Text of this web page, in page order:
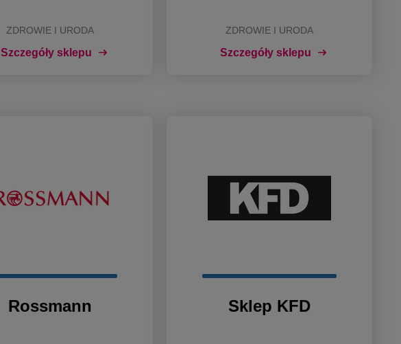
ZDROWIE I URODA
Szczegóły sklepu
ZDROWIE I URODA
Szczegóły sklepu
Rossmann Sklep KFD